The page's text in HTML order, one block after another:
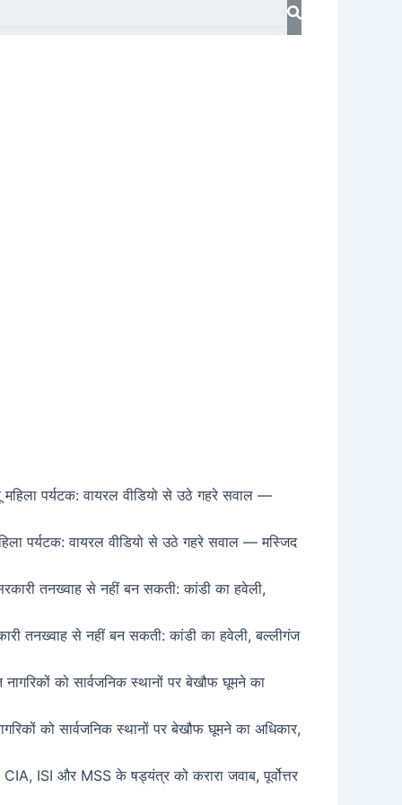
पर्यटक: वायरल वीडियो से उठे गहरे सवाल — मस्जिद
तनख्वाह से नहीं बन सकती: कांडी का हवेली, बल्लीगंज
को सार्वजनिक स्थानों पर बेखौफ घूमने का अधिकार,